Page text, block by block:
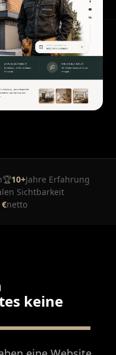
🏆10+Jahre Erfahrung
Sichtbarkeit
€netto
keine